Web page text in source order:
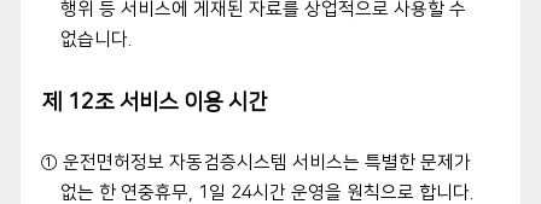
행위 등 서비스에 게재된 자료를 상업적으로 사용할 수
없습니다.
제 12조 서비스 이용 시간
① 운전면허정보 자동검증시스템 서비스는 특별한 문제가
없는 한 연중휴무, 1일 24시간 운영을 원칙으로 합니다.